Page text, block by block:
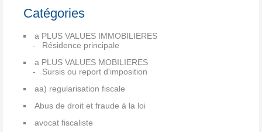
Catégories
a PLUS VALUES IMMOBILIERES
Résidence principale
a PLUS VALUES MOBILIERES
Sursis ou report d'imposition
aa) regularisation fiscale
Abus de droit et fraude à la loi
avocat fiscaliste